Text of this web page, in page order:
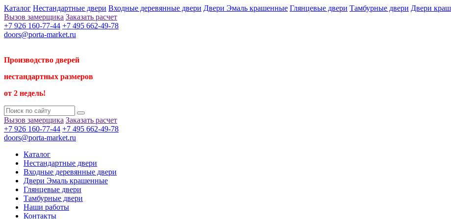
Каталог Нестандартные двери Входные деревянные двери Двери Эмаль крашенные Глянцевые двери Тамбурные двери Двери
Вызов замерщика Заказать расчет
+7 926 160-77-44 +7 495 662-49-78
doors@porta-market.ru
Производство дверей
нестандартных размеров
от 2 недель!
Вызов замерщика Заказать расчет
+7 926 160-77-44 +7 495 662-49-78
doors@porta-market.ru
Каталог
Нестандартные двери
Входные деревянные двери
Двери Эмаль крашенные
Глянцевые двери
Тамбурные двери
Наши работы
Контакты